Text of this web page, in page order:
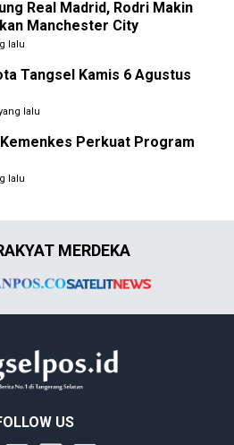
Real Madrid, Rodri Makin
Manchester City
lalu
Tangsel Kamis 6 Agustus
lalu
Kemenkes Perkuat Program
lalu
MERDEKA
US